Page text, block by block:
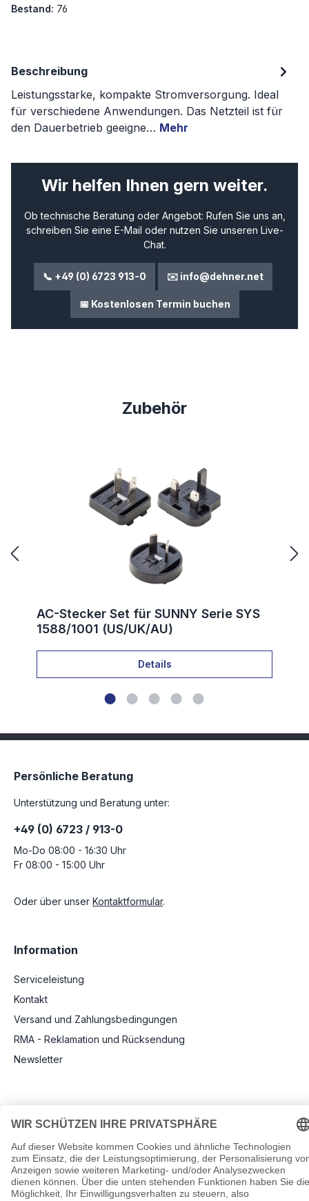
Bestand: 76
Beschreibung
Leistungsstarke, kompakte Stromversorgung. Ideal
für verschiedene Anwendungen. Das Netzteil ist für
den Dauerbetrieb geeigne… Mehr
Wir helfen Ihnen gern weiter.
Ob technische Beratung oder Angebot: Rufen Sie uns an,
schreiben Sie eine E-Mail oder nutzen Sie unseren Live-
Chat.
📞 +49 (0) 6723 913-0 ✉️ info@dehner.net
📅 Kostenlosen Termin buchen
Produktgalerie überspringenZubehör
AC-Stecker Set für SUNNY Serie SYS
1588/1001 (US/UK/AU)
Details
Persönliche Beratung
Unterstützung und Beratung unter:
+49 (0) 6723 / 913-0
Mo-Do 08:00 - 16:30 Uhr
Fr 08:00 - 15:00 Uhr
Oder über unser Kontaktformular.
Information
Serviceleistung
Kontakt
Versand und Zahlungsbedingungen
RMA - Reklamation und Rücksendung
Newsletter
AGB
Datenschutz